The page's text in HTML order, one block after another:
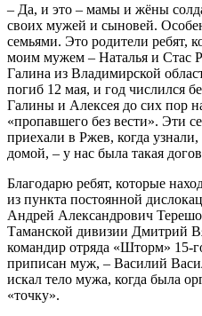
– Да, и это – мамы и жёны
своих мужей и сыновей.
семьями. Это родители ребят,
моим мужем – Наталья и Стас
Галина из Владимирской
погиб 12 мая, и год числился
Галины и Алексея до сих пор
«пропавшего без вести». Эти
приехали в Ржев, когда
домой, – у нас была такая
Благодарю ребят, которые
из пункта постоянной
Андрей Александрович
Таманской дивизии Дмитрий
командир отряда «Шторм» 15-
приписан муж, – Василий
искал тело мужа, когда была
«точку».